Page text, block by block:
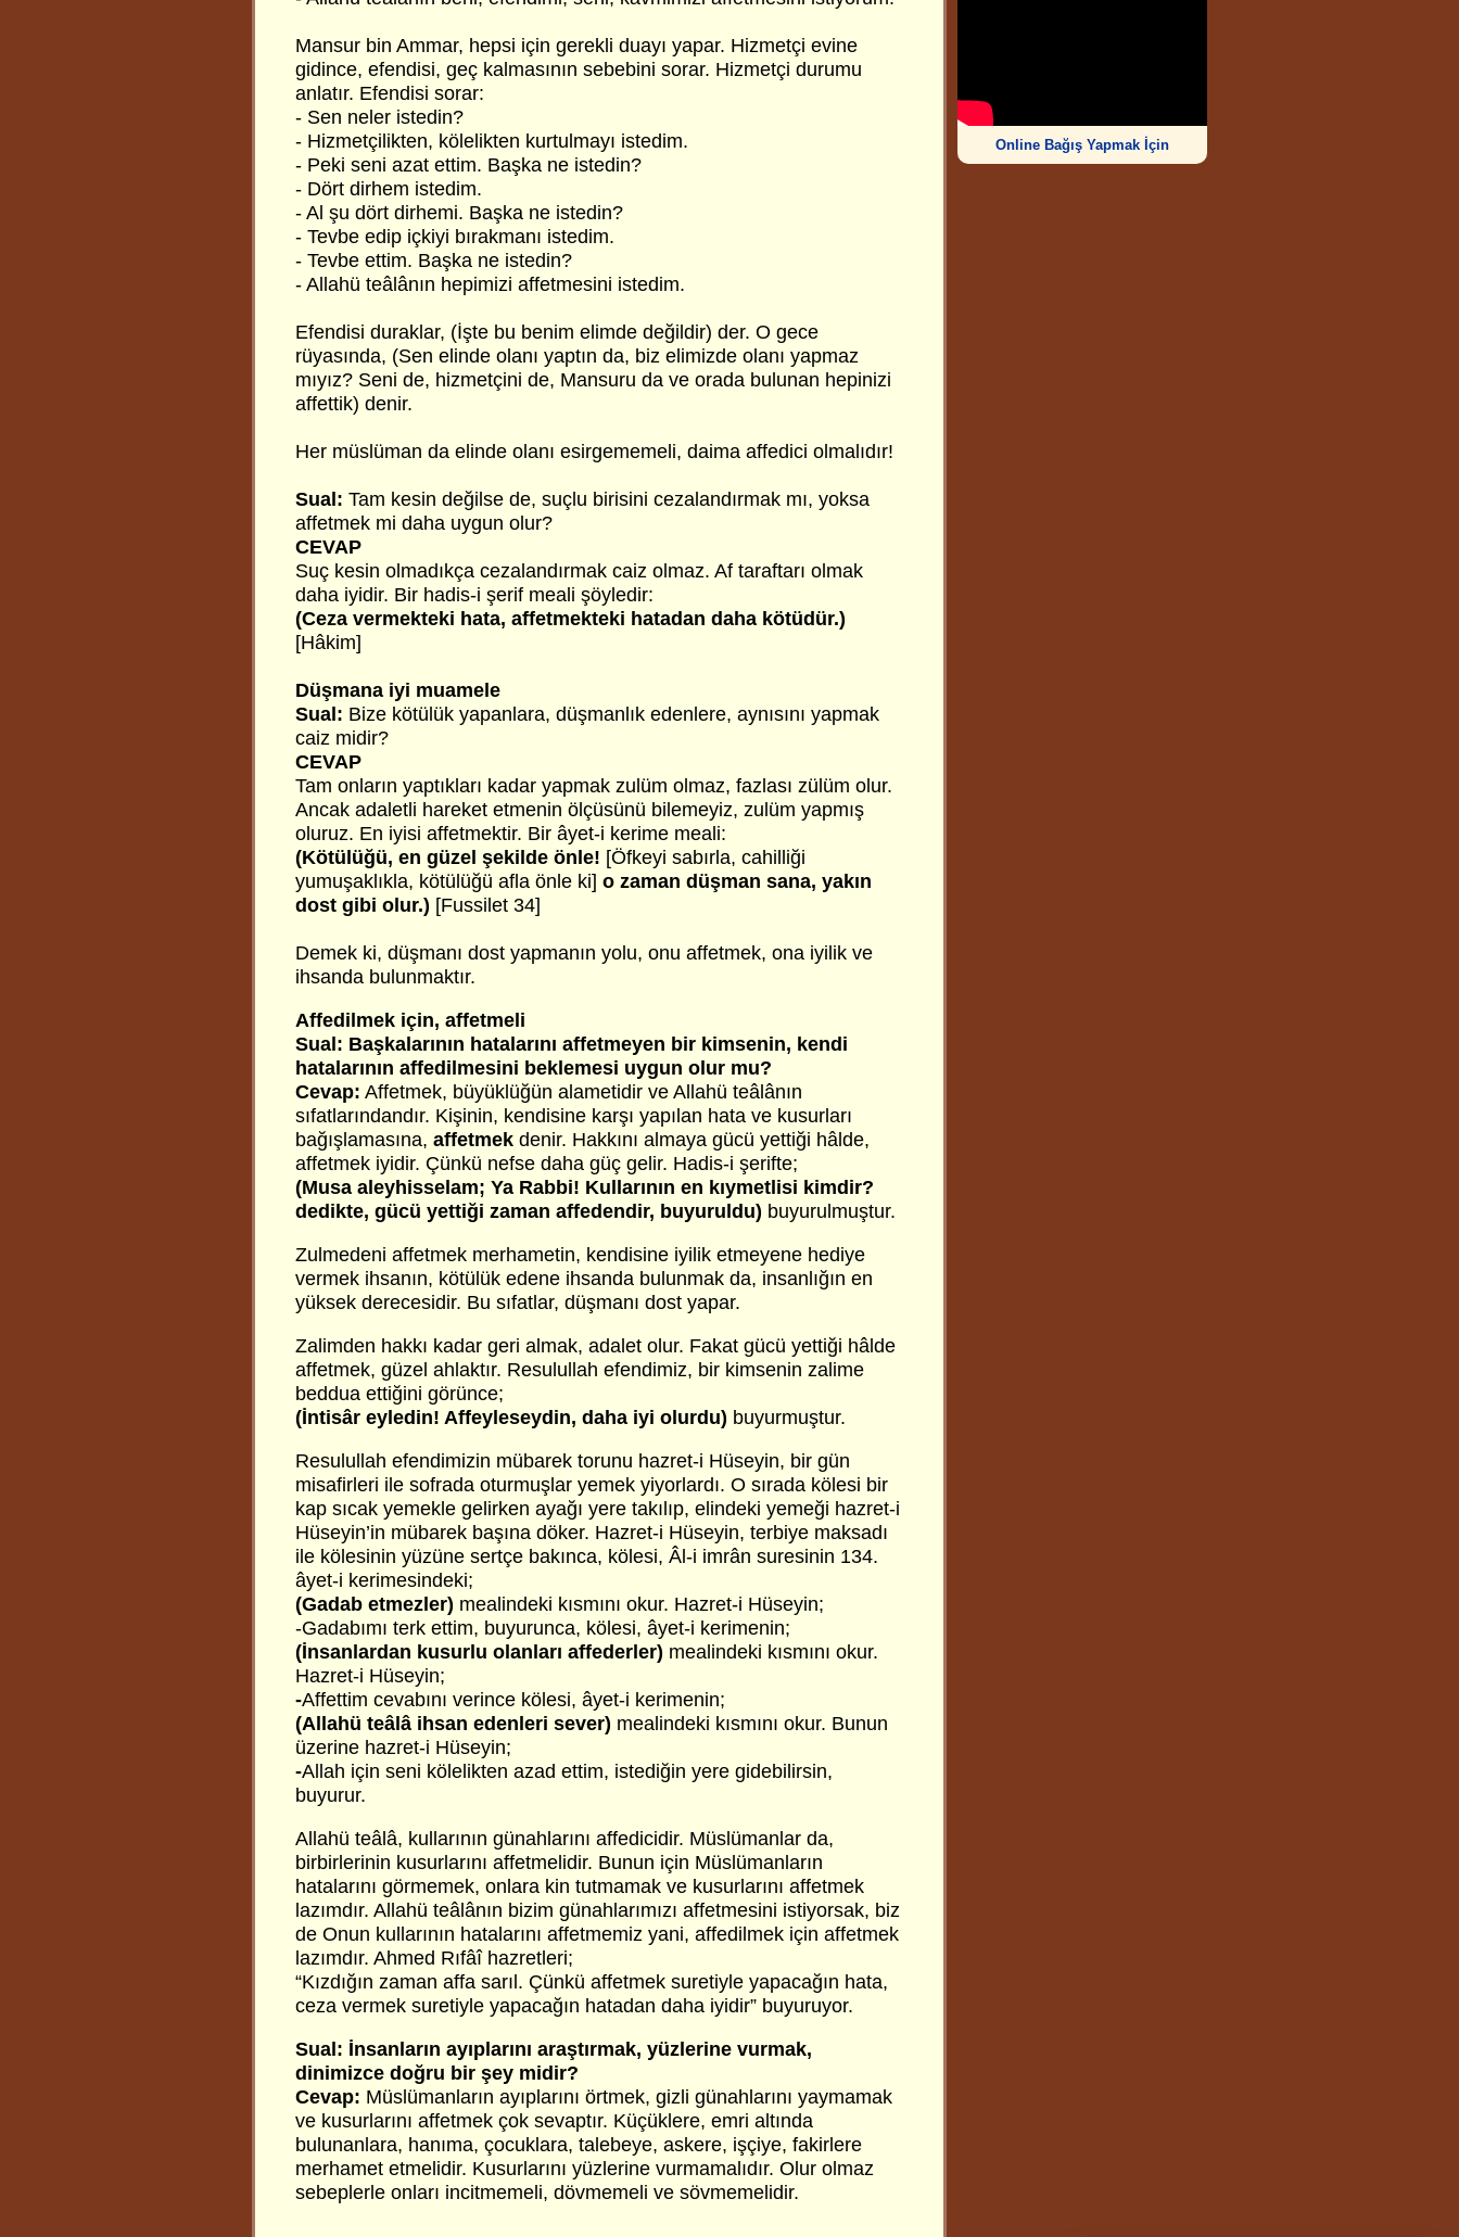
Mansur bin Ammar, hepsi için gerekli duayı yapar. Hizmetçi evine
gidince, efendisi, geç kalmasının sebebini sorar. Hizmetçi durumu
anlatır. Efendisi sorar:
- Sen neler istedin?
- Hizmetçilikten, kölelikten kurtulmayı istedim.
- Peki seni azat ettim. Başka ne istedin?
- Dört dirhem istedim.
- Al şu dört dirhemi. Başka ne istedin?
- Tevbe edip içkiyi bırakmanı istedim.
- Tevbe ettim. Başka ne istedin?
- Allahü teâlânın hepimizi affetmesini istedim.
Efendisi duraklar, (İşte bu benim elimde değildir) der. O gece
rüyasında, (Sen elinde olanı yaptın da, biz elimizde olanı yapmaz
mıyız? Seni de, hizmetçini de, Mansuru da ve orada bulunan hepinizi
affettik) denir.
Her müslüman da elinde olanı esirgememeli, daima affedici olmalıdır!
Sual: Tam kesin değilse de, suçlu birisini cezalandırmak mı, yoksa
affetmek mi daha uygun olur?
CEVAP
Suç kesin olmadıkça cezalandırmak caiz olmaz. Af taraftarı olmak
daha iyidir. Bir hadis-i şerif meali şöyledir:
(Ceza vermekteki hata, affetmekteki hatadan daha kötüdür.)
[Hâkim]
Düşmana iyi muamele
Sual: Bize kötülük yapanlara, düşmanlık edenlere, aynısını yapmak
caiz midir?
CEVAP
Tam onların yaptıkları kadar yapmak zulüm olmaz, fazlası zülüm olur.
Ancak adaletli hareket etmenin ölçüsünü bilemeyiz, zulüm yapmış
oluruz. En iyisi affetmektir. Bir âyet-i kerime meali:
(Kötülüğü, en güzel şekilde önle! [Öfkeyi sabırla, cahilliği
yumuşaklıkla, kötülüğü afla önle ki] o zaman düşman sana, yakın
dost gibi olur.) [Fussilet 34]
Demek ki, düşmanı dost yapmanın yolu, onu affetmek, ona iyilik ve
ihsanda bulunmaktır.
Affedilmek için, affetmeli
Sual: Başkalarının hatalarını affetmeyen bir kimsenin, kendi
hatalarının affedilmesini beklemesi uygun olur mu?
Cevap: Affetmek, büyüklüğün alametidir ve Allahü teâlânın
sıfatlarındandır. Kişinin, kendisine karşı yapılan hata ve kusurları
bağışlamasına, affetmek denir. Hakkını almaya gücü yettiği hâlde,
affetmek iyidir. Çünkü nefse daha güç gelir. Hadis-i şerifte;
(Musa aleyhisselam; Ya Rabbi! Kullarının en kıymetlisi kimdir?
dedikte, gücü yettiği zaman affedendir, buyuruldu) buyurulmuştur.
Zulmedeni affetmek merhametin, kendisine iyilik etmeyene hediye
vermek ihsanın, kötülük edene ihsanda bulunmak da, insanlığın en
yüksek derecesidir. Bu sıfatlar, düşmanı dost yapar.
Zalimden hakkı kadar geri almak, adalet olur. Fakat gücü yettiği hâlde
affetmek, güzel ahlaktır. Resulullah efendimiz, bir kimsenin zalime
beddua ettiğini görünce;
(İntisâr eyledin! Affeyleseydin, daha iyi olurdu) buyurmuştur.
Resulullah efendimizin mübarek torunu hazret-i Hüseyin, bir gün
misafirleri ile sofrada oturmuşlar yemek yiyorlardı. O sırada kölesi bir
kap sıcak yemekle gelirken ayağı yere takılıp, elindeki yemeği hazret-i
Hüseyin’in mübarek başına döker. Hazret-i Hüseyin, terbiye maksadı
ile kölesinin yüzüne sertçe bakınca, kölesi, Âl-i imrân suresinin 134.
âyet-i kerimesindeki;
(Gadab etmezler) mealindeki kısmını okur. Hazret-i Hüseyin;
-Gadabımı terk ettim, buyurunca, kölesi, âyet-i kerimenin;
(İnsanlardan kusurlu olanları affederler) mealindeki kısmını okur.
Hazret-i Hüseyin;
-Affettim cevabını verince kölesi, âyet-i kerimenin;
(Allahü teâlâ ihsan edenleri sever) mealindeki kısmını okur. Bunun
üzerine hazret-i Hüseyin;
-Allah için seni kölelikten azad ettim, istediğin yere gidebilirsin,
buyurur.
Allahü teâlâ, kullarının günahlarını affedicidir. Müslümanlar da,
birbirlerinin kusurlarını affetmelidir. Bunun için Müslümanların
hatalarını görmemek, onlara kin tutmamak ve kusurlarını affetmek
lazımdır. Allahü teâlânın bizim günahlarımızı affetmesini istiyorsak, biz
de Onun kullarının hatalarını affetmemiz yani, affedilmek için affetmek
lazımdır. Ahmed Rıfâî hazretleri;
“Kızdığın zaman affa sarıl. Çünkü affetmek suretiyle yapacağın hata,
ceza vermek suretiyle yapacağın hatadan daha iyidir” buyuruyor.
Sual: İnsanların ayıplarını araştırmak, yüzlerine vurmak,
dinimizce doğru bir şey midir?
Cevap: Müslümanların ayıplarını örtmek, gizli günahlarını yaymamak
ve kusurlarını affetmek çok sevaptır. Küçüklere, emri altında
bulunanlara, hanıma, çocuklara, talebeye, askere, işçiye, fakirlere
merhamet etmelidir. Kusurlarını yüzlerine vurmamalıdır. Olur olmaz
sebeplerle onları incitmemeli, dövmemeli ve sövmemelidir.
Online Bağış Yapmak İçin